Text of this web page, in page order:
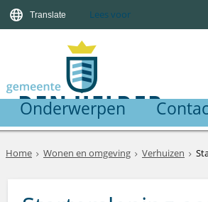
Translate Lees voor
Onderwerpen
Home Wonen en omgeving Verhuizen